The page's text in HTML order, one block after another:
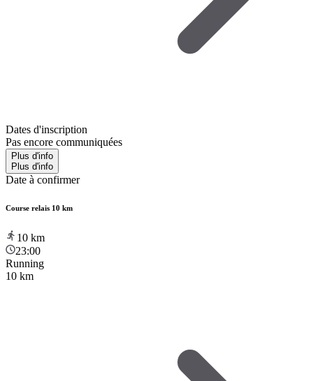
Dates d'inscription
Pas encore communiquées
Plus d'info
Plus d'info
Date à confirmer
Course relais 10 km
10 km
23:00
Running
10 km